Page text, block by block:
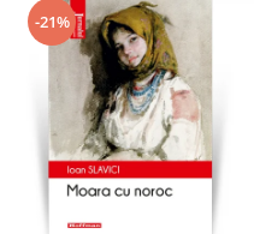
-21%